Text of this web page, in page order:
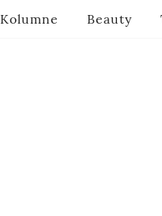
Kolumne Beauty